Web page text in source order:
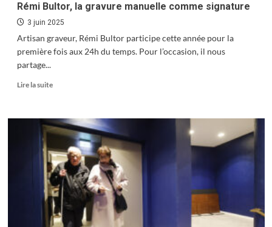
Mardis des Rives, joyeuses dérives
Un été royal à la Citadelle
Art et design au rendez-vous de l’horlogerie
Rémi Bultor, la gravure manuelle comme signature
3 juin 2025
Artisan graveur, Rémi Bultor participe cette année pour la
première fois aux 24h du temps. Pour l’occasion, il nous
partage...
Lire la suiteEn
sur
Rémi
Bultor,
la
gravure
manuelle
comme
signature